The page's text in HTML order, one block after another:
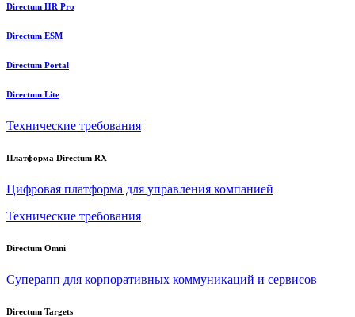
Directum HR Pro
Directum ESM
Directum Portal
Directum Lite
Технические требования
Платформа Directum RX
Цифровая платформа для управления компанией
Технические требования
Directum Omni
Суперапп для корпоративных коммуникаций и сервисов
Directum Targets